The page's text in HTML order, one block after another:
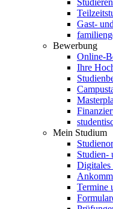
Gast-
Bewerbung
Online-
Ihre
Mein Studium
Studien-
Digitales
Termine